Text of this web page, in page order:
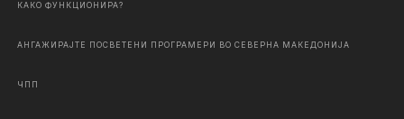
КАКО ФУНКЦИОНИРА?
АНГАЖИРАЈТЕ ПОСВЕТЕНИ ПРОГРАМЕРИ ВО СЕВЕРНА МАКЕДОНИЈА
ЧПП